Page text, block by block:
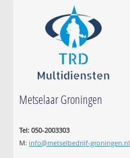
Metselaar Groningen
Tel: 050-2003303
M: info@metselbedrijf-groningen.nl